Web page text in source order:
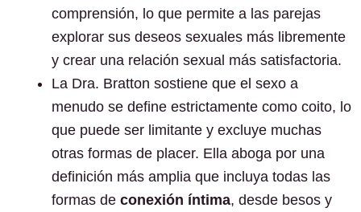
comprensión, lo que permite a las parejas
explorar sus deseos sexuales más libremente
y crear una relación sexual más satisfactoria.
La Dra. Bratton sostiene que el sexo a
menudo se define estrictamente como coito, lo
que puede ser limitante y excluye muchas
otras formas de placer. Ella aboga por una
definición más amplia que incluya todas las
formas de conexión íntima, desde besos y